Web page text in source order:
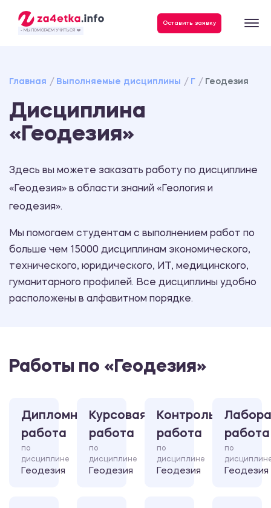
- МЫ ПОМОГАЕМ УЧИТЬСЯ ❤️
Оставить заявку
Главная Выполняемые дисциплины Г Геодезия
Дисциплина
«Геодезия»
Здесь вы можете заказать работу по дисциплине
«Геодезия» в области знаний «Геология и
геодезия».
Мы помогаем студентам с выполнением работ по
больше чем 15000 дисциплинам экономического,
технического, юридического, ИТ, медицинского,
гуманитарного профилей. Все дисциплины удобно
расположены в алфавитном порядке.
Работы по «Геодезия»
Дипломная
работа
по
дисциплине
Геодезия
Курсовая
работа
по
дисциплине
Геодезия
Контрольная
работа
по
дисциплине
Геодезия
работа
по
Геодезия